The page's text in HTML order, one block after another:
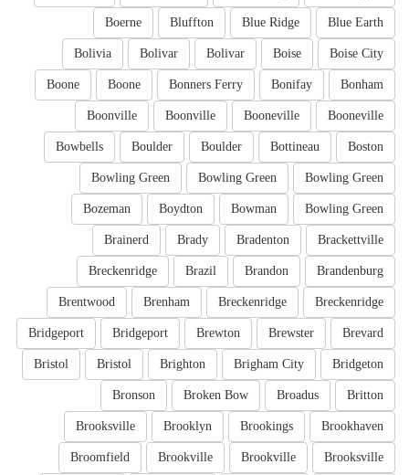
Blue Earth
Blue Ridge
Bluffton
Boerne
Boise City
Boise
Bolivar
Bolivar
Bolivia
Bonham
Bonifay
Bonners Ferry
Boone
Boone
Booneville
Booneville
Boonville
Boonville
Boston
Bottineau
Boulder
Boulder
Bowbells
Bowling Green
Bowling Green
Bowling Green
Bowling Green
Bowman
Boydton
Bozeman
Brackettville
Bradenton
Brady
Brainerd
Brandenburg
Brandon
Brazil
Breckenridge
Breckenridge
Breckenridge
Brenham
Brentwood
Brevard
Brewster
Brewton
Bridgeport
Bridgeport
Bridgeton
Brigham City
Brighton
Bristol
Bristol
Britton
Broadus
Broken Bow
Bronson
Brookhaven
Brookings
Brooklyn
Brooksville
Brooksville
Brookville
Brookville
Broomfield